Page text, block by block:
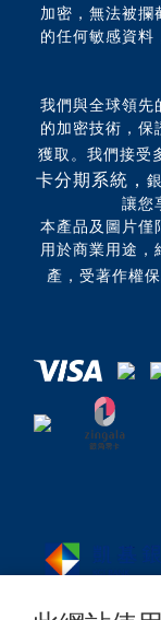
加密，無法被攔
的任何敏感資料
我們與全球領先
的加密技術，保
獲取。我們接受
卡分期系統，
讓您
本產品及圖片僅
用於商業用途，
產，受著作權